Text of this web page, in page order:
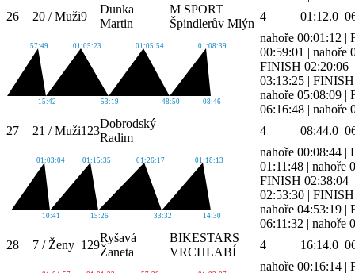
26
20 / Muži9
Dunka
Martin
M SPORT
Špindlerův Mlýn
4 01:12.0
57:49
15:42
01:05:23
53:19
01:05:54
48:50
01:08:39
08:46
nahoře 00:01:12 |
00:59:01 | nahoře
FINISH 02:20:06
03:13:25 | FINISH
nahoře 05:08:09 |
06:16:48 | nahoře
27
21 / Muži123
Dobrodský
Radim
4 08:44.0
01:03:04
10:41
01:15:35
15:26
01:26:17
33:32
01:18:13
14:30
nahoře 00:08:44 |
01:11:48 | nahoře
FINISH 02:38:04
02:53:30 | FINISH
nahoře 04:53:19 |
06:11:32 | nahoře
28
7 / Ženy 129
Ryšavá
Žaneta
BIKESTARS
VRCHLABÍ
4 16:14.0
nahoře 00:16:14 |